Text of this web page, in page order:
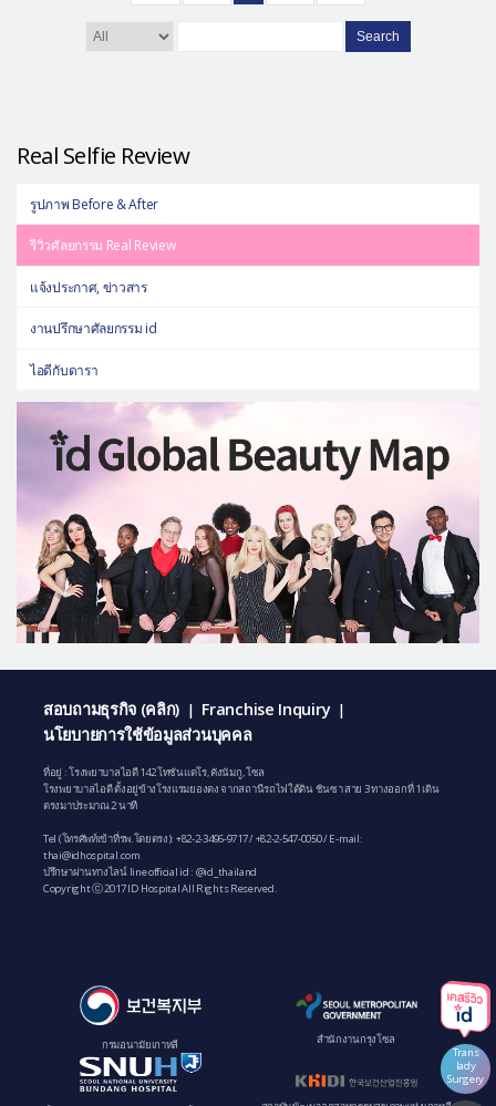
Search
Real Selfie Review
รูปภาพ Before & After
รีวิวศัลยกรรม Real Review
แจ้งประกาศ, ข่าวสาร
งานปรึกษาศัลยกรรม id
ไอดีกับดารา
สอบถามธุรกิจ (คลิก) | Franchise Inquiry |
นโยบายการใช้ข้อมูลส่วนบุคคล
ที่อยู่ : โรงพยาบาลไอดี 142 โทซันแดโร, คังนัมกู, โซล
โรงพยาบาลไอดี ตั้งอยู่ข้างโรงแรมยองดง จากสถานีรถไฟใต้ดิน ชินซา สาย 3 ทางออกที่ 1 เดิน
ตรงมาประมาณ 2 นาที
Tel (โทรศัพท์เข้าที่รพ.โดยตรง): +82-2-3496-9717/+82-2-547-0050/ E-mail:
thai@idhospital.com
ปรึกษาผ่านทางไลน์ line official id : @id_thailand
Copyright ⓒ 2017 ID Hospital All Rights Reserved.
กรมอนามัยเกาหลี สํานักงานกรุงโซล
Trans
lady
Surgery